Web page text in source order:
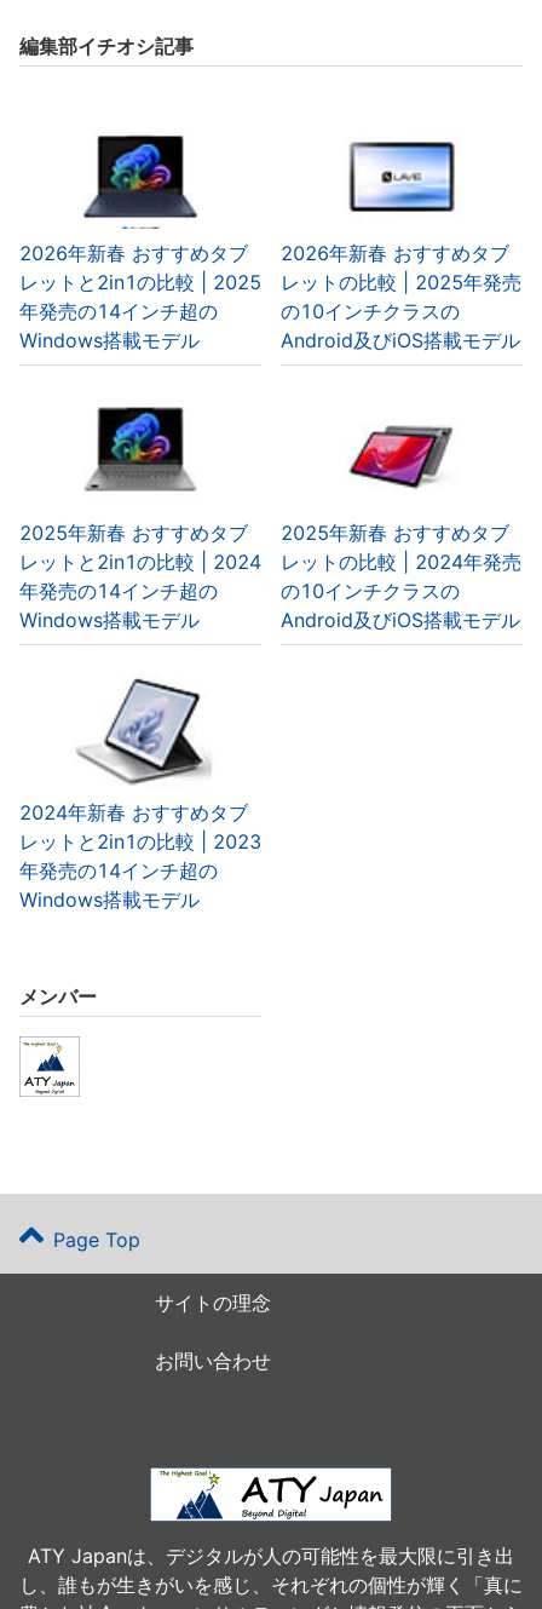
編集部イチオシ記事
2026年新春 おすすめタブ
レットと2in1の比較 | 2025
年発売の14インチ超の
Windows搭載モデル
2026年新春 おすすめタブ
レットの比較 | 2025年発売
の10インチクラスの
Android及びiOS搭載モデル
2025年新春 おすすめタブ
レットと2in1の比較 | 2024
年発売の14インチ超の
Windows搭載モデル
2025年新春 おすすめタブ
レットの比較 | 2024年発売
の10インチクラスの
Android及びiOS搭載モデル
2024年新春 おすすめタブ
レットと2in1の比較 | 2023
年発売の14インチ超の
Windows搭載モデル
メンバー
Page Top
サイトの理念
お問い合わせ
ATY Japanは、デジタルが人の可能性を最大限に引き出
し、誰もが生きがいを感じ、それぞれの個性が輝く「真に